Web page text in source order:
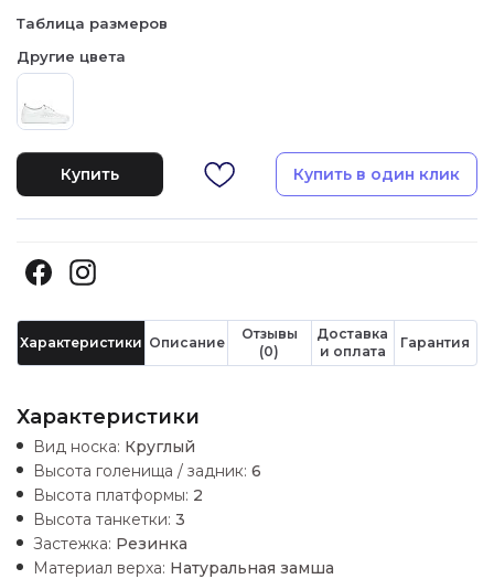
Таблица размеров
Другие цвета
Купить Купить в один клик
Характеристики Описание
Отзывы
(0)
Доставка
и оплата
Гарантия
Характеристики
Вид носка: Круглый
Высота голенища / задник: 6
Высота платформы: 2
Высота танкетки: 3
Застежка: Резинка
Материал верха: Натуральная замша